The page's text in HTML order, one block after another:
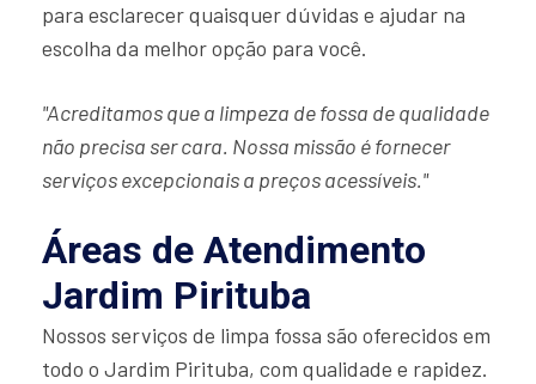
para esclarecer quaisquer dúvidas e ajudar na
escolha da melhor opção para você.
"Acreditamos que a limpeza de fossa de qualidade
não precisa ser cara. Nossa missão é fornecer
serviços excepcionais a preços acessíveis."
Áreas de Atendimento
Jardim Pirituba
Nossos serviços de limpa fossa são oferecidos em
todo o Jardim Pirituba, com qualidade e rapidez.